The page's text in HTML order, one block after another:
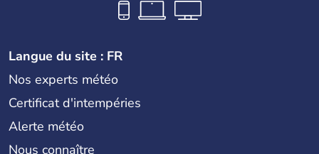
Langue du site : FR
Nos experts météo
Certificat d'intempéries
Alerte météo
Nous connaître